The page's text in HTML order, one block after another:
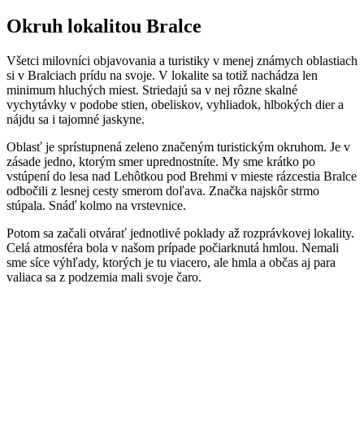
Okruh lokalitou Bralce
Všetci milovníci objavovania a turistiky v menej známych oblastiach
si v Bralciach prídu na svoje. V lokalite sa totiž nachádza len
minimum hluchých miest. Striedajú sa v nej rôzne skalné
vychytávky v podobe stien, obeliskov, vyhliadok, hlbokých dier a
nájdu sa i tajomné jaskyne.
Oblasť je sprístupnená zeleno značeným turistickým okruhom. Je v
zásade jedno, ktorým smer uprednostníte. My sme krátko po
vstúpení do lesa nad Lehôtkou pod Brehmi v mieste rázcestia Bralce
odbočili z lesnej cesty smerom doľava. Značka najskôr strmo
stúpala. Snáď kolmo na vrstevnice.
Potom sa začali otvárať jednotlivé poklady až rozprávkovej lokality.
Celá atmosféra bola v našom prípade počiarknutá hmlou. Nemali
sme síce výhľady, ktorých je tu viacero, ale hmla a občas aj para
valiaca sa z podzemia mali svoje čaro.